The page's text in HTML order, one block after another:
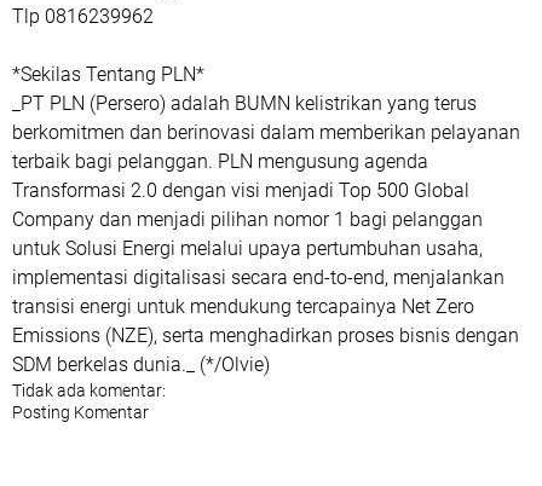
Tlp 0816239962
*Sekilas Tentang PLN*
_PT PLN (Persero) adalah BUMN kelistrikan yang terus
berkomitmen dan berinovasi dalam memberikan pelayanan
terbaik bagi pelanggan. PLN mengusung agenda
Transformasi 2.0 dengan visi menjadi Top 500 Global
Company dan menjadi pilihan nomor 1 bagi pelanggan
untuk Solusi Energi melalui upaya pertumbuhan usaha,
implementasi digitalisasi secara end-to-end, menjalankan
transisi energi untuk mendukung tercapainya Net Zero
Emissions (NZE), serta menghadirkan proses bisnis dengan
SDM berkelas dunia._ (*/Olvie)
Tidak ada komentar:
Posting Komentar